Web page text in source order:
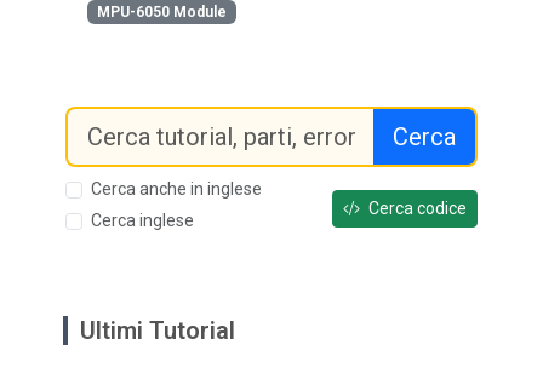
MPU-6050 Module
Cerca
Cerca anche in inglese
Cerca inglese
Cerca codice
Ultimi Tutorial